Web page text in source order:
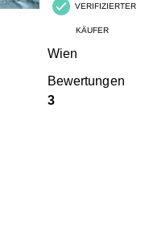
VERIFIZIERTER
KÄUFER
Wien
Bewertungen
3